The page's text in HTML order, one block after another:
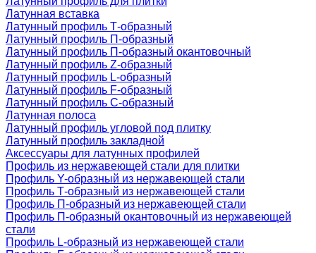
Латунная вставка
Латунный профиль Т-образный
Латунный профиль П-образный
Латунный профиль П-образный окантовочный
Латунный профиль Z-образный
Латунный профиль L-образный
Латунный профиль F-образный
Латунный профиль C-образный
Латунная полоса
Латунный профиль угловой под плитку
Латунный профиль закладной
Аксессуары для латунных профилей
Профиль из нержавеющей стали для плитки
Профиль Y-образный из нержавеющей стали
Профиль Т-образный из нержавеющей стали
Профиль П-образный из нержавеющей стали
Профиль П-образный окантовочный из нержавеющей
стали
Профиль L-образный из нержавеющей стали